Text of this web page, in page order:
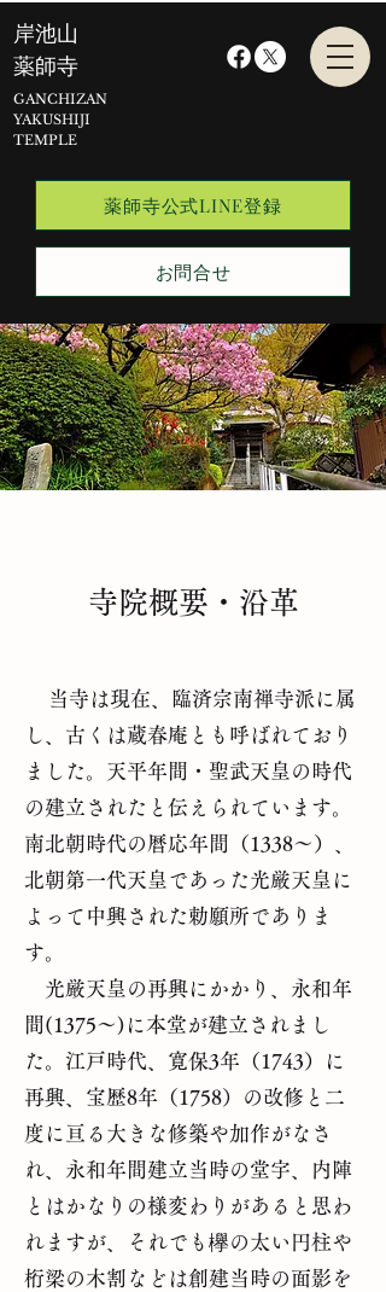
薬師寺公式LINE登録
お問合せ
​岸池山
薬師寺
GANCHIZAN
YAKUSHIJI
TEMPLE
寺院概要・沿革
当寺は現在、臨済宗南禅寺派に属
し、古くは蔵春庵とも呼ばれており
ました。天平年間・聖武天皇の時代
の建立されたと伝えられています。
南北朝時代の暦応年間（1338～）、
北朝第一代天皇であった光厳天皇に
よって中興された勅願所でありま
す。
光厳天皇の再興にかかり、永和年
間(1375～)に本堂が建立されまし
た。江戸時代、寛保3年（1743）に
再興、宝歴8年（1758）の改修と二
度に亘る大きな修築や加作がなさ
れ、永和年間建立当時の堂宇、内陣
とはかなりの様変わりがあると思わ
れますが、それでも欅の太い円柱や
桁梁の木割などは創建当時の面影を